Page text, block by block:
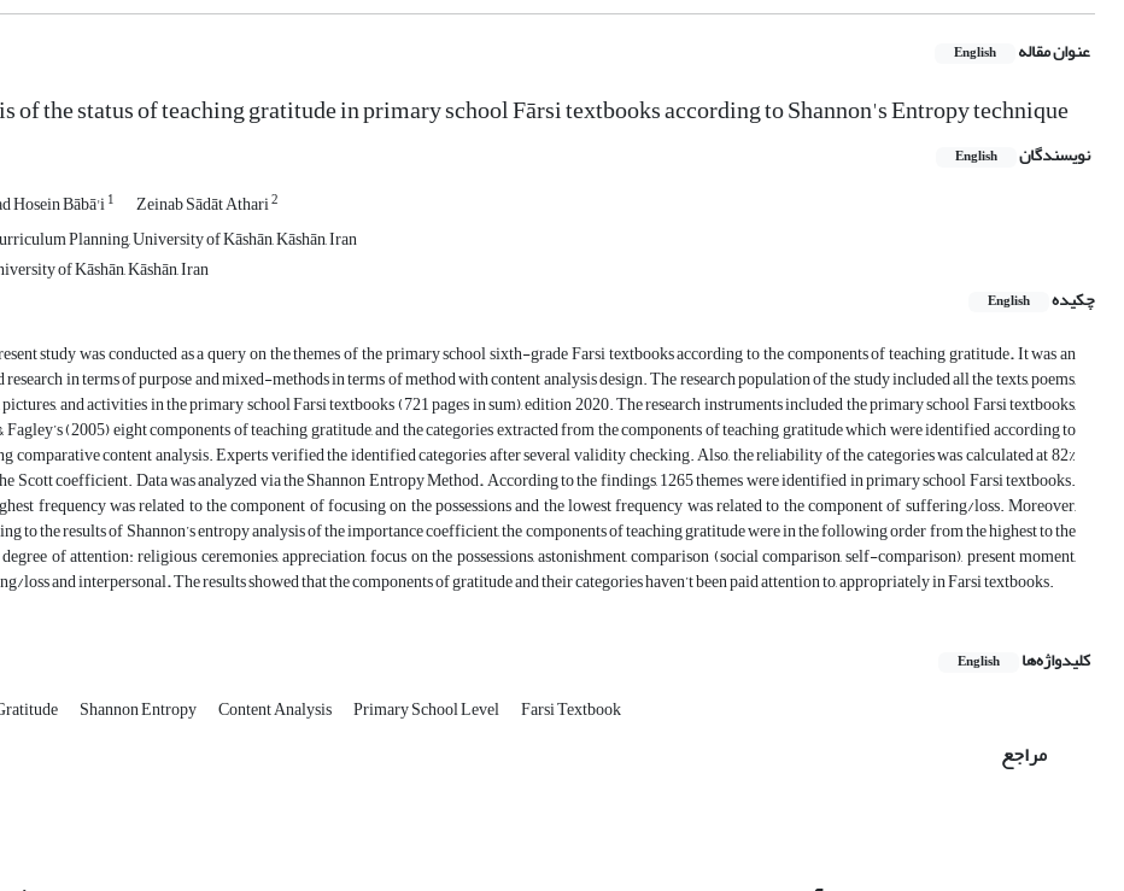
عنوان مقاله English
of the status of teaching gratitude in primary school Fārsi textbooks according to Shannon's Entropy technique
نویسندگان English
Hosein Bābā'i1 Zeinab Sādāt Athari2
Planning, University of Kāshān, Kāshān, Iran
of Kāshān, Kāshān, Iran
چکیده
English
study was conducted as a query on the themes of the primary school sixth-grade Farsi textbooks according to the components of teaching gratitude.It was an
research in terms of purpose and mixed-methods in terms of method with content analysis design. The research population of the study included all the texts, poems,
pictures, and activities in the primary school Farsi textbooks (721 pages in sum), edition 2020. The research instruments included the primary school Farsi textbooks,
Fagley’s (2005) eight components of teaching gratitude, and the categories extracted from the components of teaching gratitude which were identified according to
comparative content analysis. Experts verified the identified categories after several validity checking. Also, the reliability of the categories was calculated at 82%
Scott coefficient. Data was analyzed via the Shannon Entropy Method.According to the findings, 1265 themes were identified in primary school Farsi textbooks.
frequency was related to the component of focusing on the possessions and the lowest frequency was related to the component of suffering/loss. Moreover,
to the results of Shannon’s entropy analysis of the importance coefficient, the components of teaching gratitude were in the following order from the highest to the
of attention: religious ceremonies, appreciation, focus on the possessions, astonishment, comparison (social comparison, self-comparison), present moment,
loss and interpersonal.The results showed that the components of gratitude and their categories haven’t been paid attention to, appropriately in Farsi textbooks.
کلیدواژه‌ها English
Shannon Entropy Content Analysis Primary School Level Farsi Textbook
مراجع